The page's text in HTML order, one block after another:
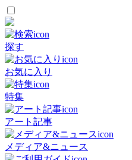
探す
お気に入り
特集
アート記事
メディア&ニュース